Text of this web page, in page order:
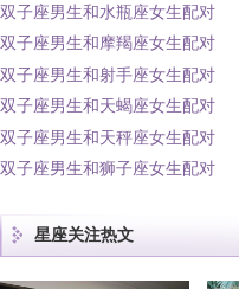
双子座男生和水瓶座女生配对
双子座男生和摩羯座女生配对
双子座男生和射手座女生配对
双子座男生和天蝎座女生配对
双子座男生和天秤座女生配对
双子座男生和狮子座女生配对
星座关注热文